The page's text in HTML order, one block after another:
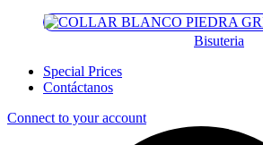
Bisuteria
Special Prices
Contáctanos
Connect to your account